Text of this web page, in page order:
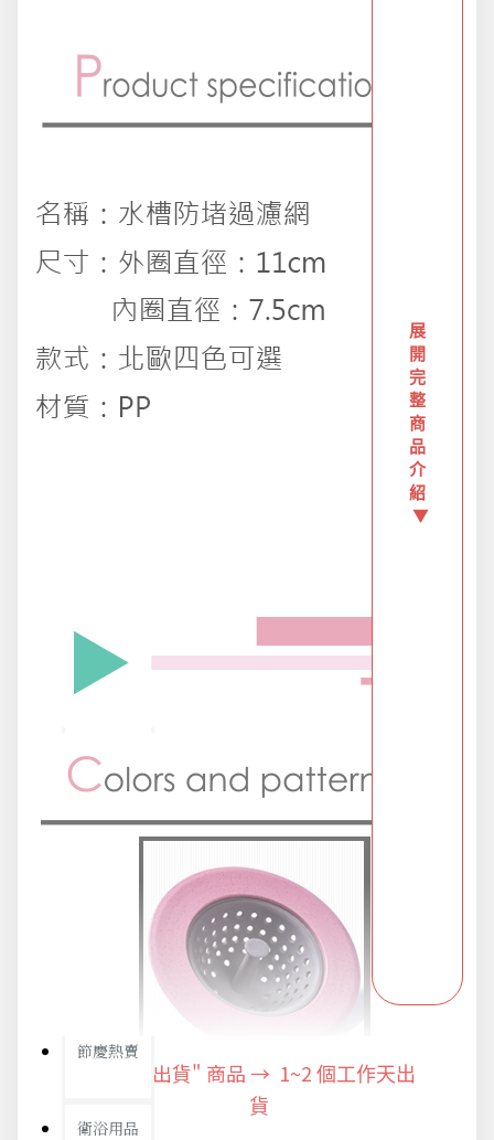
畢業狂歡季
開學季用品
防疫旅遊
電腦手機周邊
居家收納
新品上市
節慶熱賣
衛浴用品
展
開
完
整
商
品
介
紹
▼
"快速出貨" 商品 → 1~2 個工作天出
貨